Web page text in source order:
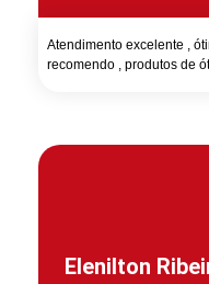
Atendimento excelente ,
recomendo , produtos de
Elenilton